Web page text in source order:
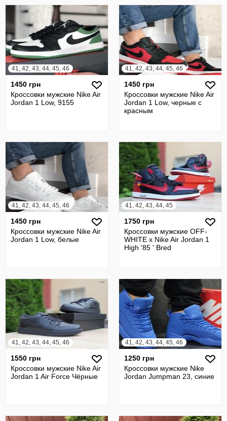
41, 42, 43, 44, 45, 46
1450 грн
Кроссовки мужские Nike Air
Jordan 1 Low, 9155
41, 42, 43, 44, 45, 46
1450 грн
Кроссовки мужские Nike Air
Jordan 1 Low, черные с
красным
41, 42, 43, 44, 45, 46
1450 грн
Кроссовки мужские Nike Air
Jordan 1 Low, белые
41, 42, 43, 44, 45
1750 грн
Кроссовки мужские OFF-
WHITE х Nike Air Jordan 1
High '85 ' Bred
41, 42, 43, 44, 45, 46
1550 грн
Кроссовки мужские Nike Air
Jordan 1 Air Force Чёрные
41, 42, 43, 44, 45, 46
1250 грн
Кроссовки мужские Nike
Jordan Jumpman 23, синие